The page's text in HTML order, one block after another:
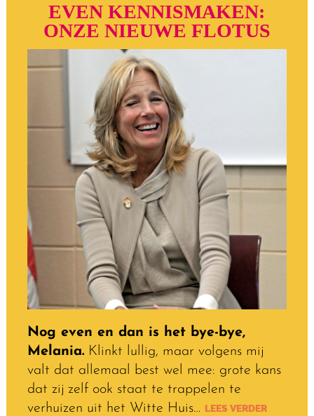
EVEN KENNISMAKEN:
ONZE NIEUWE FLOTUS
Nog even en dan is het bye-bye,
Melania.Klinkt lullig, maar volgens mij
valt dat allemaal best wel mee: grote kans
dat zij zelf ook staat te trappelen te
verhuizen uit het Witte Huis… LEES VERDER